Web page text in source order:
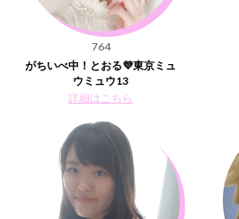
764
がちいべ中！とおる💜東京ミュ
ウミュウ13
詳細はこちら